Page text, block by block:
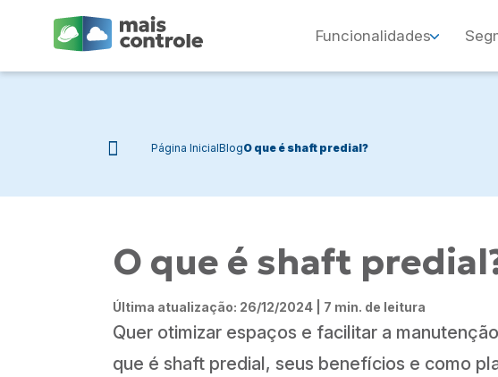
Funcionalidades
Página InicialBlogO que é shaft predial?
O que é shaft
Última atualização: 26/12/2024 | 7 min. de leitura
Quer otimizar espaços e facilitar a
que é shaft predial, seus benefícios e como